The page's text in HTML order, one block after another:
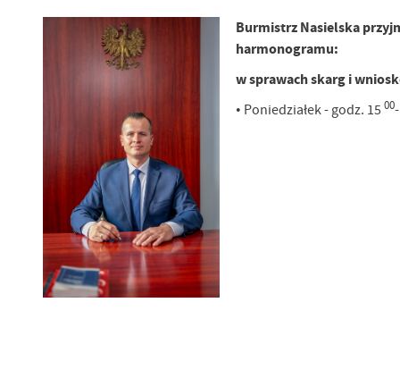
Burmistrz Nasielska
harmonogramu:
w sprawach skarg i
• Poniedziałek - godz. 15 00